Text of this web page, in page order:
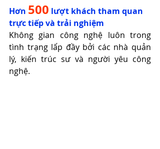
Hơn 500 lượt khách tham quan
trực tiếp và trải nghiệm
Không gian công nghệ luôn trong
tình trạng lấp đầy bởi các nhà quản
lý, kiến trúc sư và người yêu công
nghệ.